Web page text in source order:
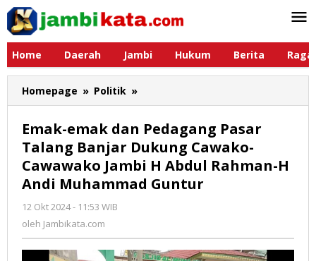
Lewati
konten
Home
Daerah Jambi Hukum Berita
Homepage » Politik »
emak
Pedagang
Pasar
Talang
Banjar
Jambi
H
Emak-emak dan Pedagang Pasar
Talang Banjar Dukung Cawako-
Cawawako Jambi H Abdul Rahman-H
Andi Muhammad Guntur
12 Okt 2024 - 11:53 WIB
oleh Jambikata.com